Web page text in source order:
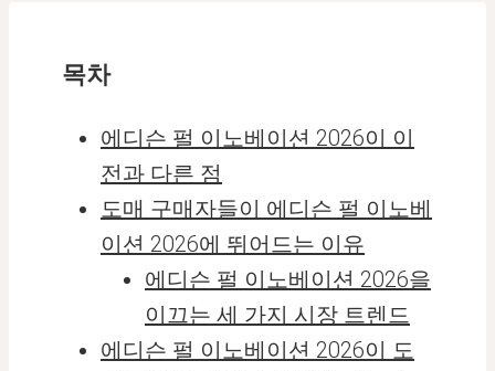
목차
에디슨 펄 이노베이션 2026이 이
전과 다른 점
도매 구매자들이 에디슨 펄 이노베
이션 2026에 뛰어드는 이유
에디슨 펄 이노베이션 2026을
이끄는 세 가지 시장 트렌드
에디슨 펄 이노베이션 2026이 도